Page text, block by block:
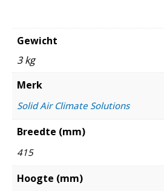
Gewicht
3 kg
Merk
Solid Air Climate Solutions
Breedte (mm)
415
Hoogte (mm)